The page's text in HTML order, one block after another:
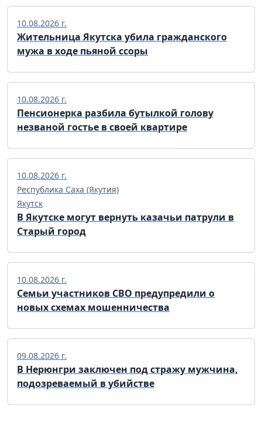
10.08.2026 г.
Жительница Якутска убила гражданского
мужа в ходе пьяной ссоры
10.08.2026 г.
Пенсионерка разбила бутылкой голову
незваной гостье в своей квартире
10.08.2026 г.
Республика Саха (Якутия)
Якутск
В Якутске могут вернуть казачьи патрули в
Старый город
10.08.2026 г.
Семьи участников СВО предупредили о
новых схемах мошенничества
09.08.2026 г.
В Нерюнгри заключен под стражу мужчина,
подозреваемый в убийстве